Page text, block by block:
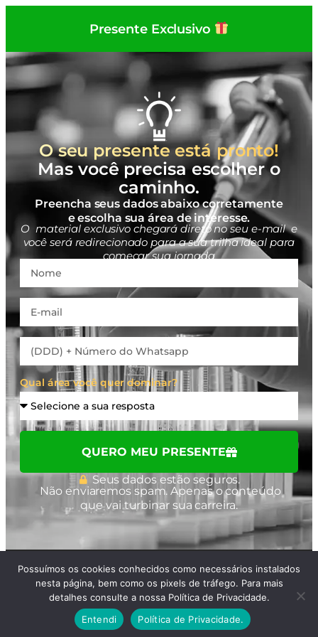
Presente Exclusivo
O seu presente está pronto!
Mas você precisa escolher o
caminho.
Preencha seus dados abaixo corretamente
e escolha sua área de interesse.
O material exclusivo chegará direto no seu e-mail e
você será redirecionado para a sua trilha ideal para
começar sua jornada
Qual área você quer dominar?
QUERO MEU PRESENTE
Seus dados estão seguros.
Não enviaremos spam.Apenas o conteúdo
que vai turbinar sua carreira.
© 2026 Cursau Educação | Todos os Direitos
Reservados.
Política de Privacidade
Possuímos os cookies conhecidos como necessários instalados
nesta página, bem como os pixels de tráfego. Para mais
detalhes consulte a nossa Política de Privacidade.
Entendi
Política de Privacidade.